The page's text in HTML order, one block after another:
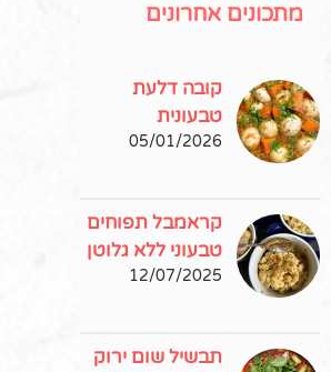
מתכונים אחרונים
קובה דלעת
טבעונית
05/01/2026
קראמבל תפוחים
טבעוני ללא גלוטן
12/07/2025
תבשיל שום ירוק